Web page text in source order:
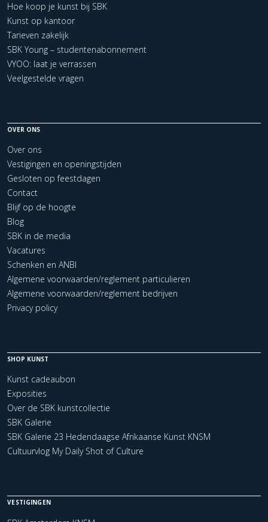
Hoe koop je kunst bij SBK
Kunst op kantoor
Tarieven zakelijk
SBK Young – studentenabonnement
VYOO: laat je verrassen
Veelgestelde vragen
OVER ONS
Over ons
Vestigingen en openingstijden
Gesloten op feestdagen
Contact
Blijf op de hoogte
Blog
SBK in de media
Vacatures
Schenken en ANBI
Algemene voorwaarden/reglement particulieren
Algemene voorwaarden/reglement bedrijven
Privacy policy
SHOP KUNST
Kunst cadeaubon
Exposities
Over de SBK kunstcollectie
SBK Galerie
SBK Galerie 23 Hedendaagse Afrikaanse Kunst KNSM
Cultuurvlog My Daily Shot of Culture
VESTIGINGEN